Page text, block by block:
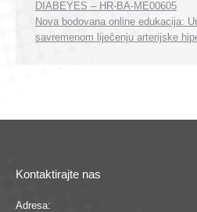
DIABEYES – HR-BA-ME00605
Nova bodovana online edukacija:
savremenom liječenju arterijske
Kontaktirajte nas
Adresa: